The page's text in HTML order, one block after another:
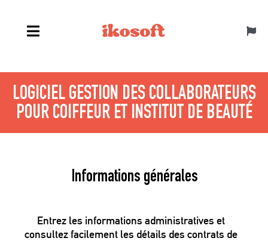
Français
LOGICIEL GESTION DES COLLABORATEURS
POUR COIFFEUR ET INSTITUT DE BEAUTÉ
Informations générales
Entrez les informations administratives et
consultez facilement les détails des contrats de